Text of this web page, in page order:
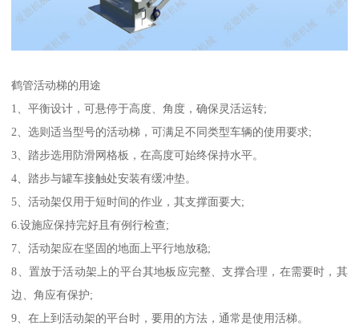
鹤管活动梯的用途
1、平衡设计，可悬停于高度、角度，确保灵活运转;
2、选则适当型号的活动梯，可满足不同类型车辆的使用要求;
3、踏步选用防滑网格板，在高度可始终保持水平。
4、踏步与罐车接触处安装有缓冲垫。
5、活动架仅用于短时间的作业，其支撑面要大;
6.设施应保持完好且有例行检查;
7、活动架应在坚固的地面上平行地放稳;
8、置放于活动架上的平台其地板应完整、支撑合理，在需要时，其
边、角应有保护;
9、在上到活动架的平台时，要用的方法，通常是使用活梯。